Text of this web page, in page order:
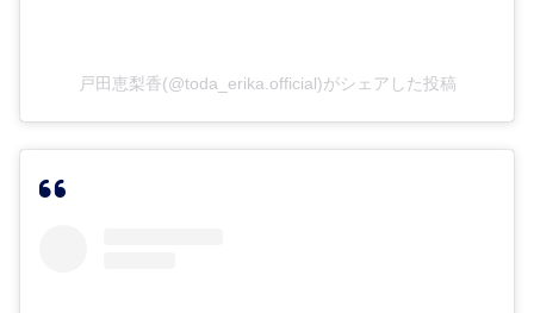
戸田恵梨香(@toda_erika.official)がシェアした投稿